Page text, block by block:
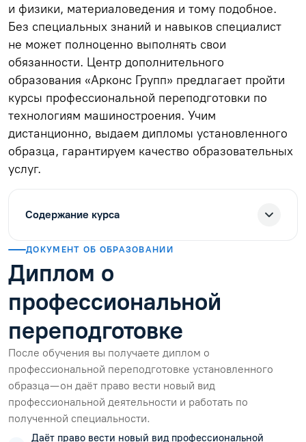
и физики, материаловедения и тому подобное.
Без специальных знаний и навыков специалист
не может полноценно выполнять свои
обязанности. Центр дополнительного
образования «Арконс Групп» предлагает пройти
курсы профессиональной переподготовки по
технологиям машиностроения. Учим
дистанционно, выдаем дипломы установленного
образца, гарантируем качество образовательных
услуг.
Содержание курса
ДОКУМЕНТ ОБ ОБРАЗОВАНИИ
Диплом о
профессиональной
переподготовке
После обучения вы получаете диплом о
профессиональной переподготовке установленного
образца — он даёт право вести новый вид
профессиональной деятельности и работать по
полученной специальности.
Даёт право вести новый вид профессиональной